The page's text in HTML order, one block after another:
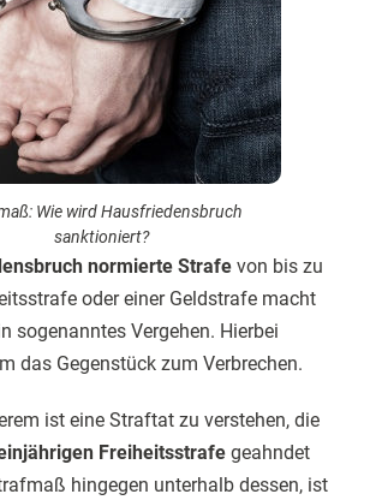
Wie wird Hausfriedensbruch
sanktioniert?
normierte Strafe von bis zu
oder einer Geldstrafe macht
sogenanntes Vergehen. Hierbei
das Gegenstück zum Verbrechen.
ist eine Straftat zu verstehen, die
Freiheitsstrafe geahndet
hingegen unterhalb dessen, ist